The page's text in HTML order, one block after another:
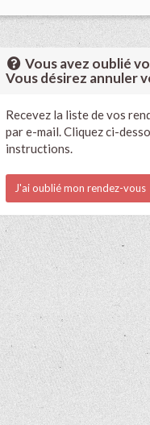
Vous avez oublié
Vous désirez annuler
Recevez la liste de vos
par e-mail. Cliquez ci-
instructions.
J'ai oublié mon rendez-vous